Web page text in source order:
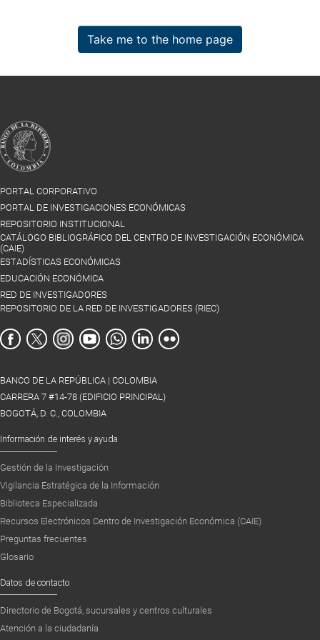
Take me to the home page
PORTAL CORPORATIVO
PORTAL DE INVESTIGACIONES ECONÓMICAS
REPOSITORIO INSTITUCIONAL
CATÁLOGO BIBLIOGRÁFICO DEL CENTRO DE INVESTIGACIÓN ECONÓMICA
(CAIE)
ESTADÍSTICAS ECONÓMICAS
EDUCACIÓN ECONÓMICA
RED DE INVESTIGADORES
REPOSITORIO DE LA RED DE INVESTIGADORES (RIEC)
BANCO DE LA REPÚBLICA | COLOMBIA
CARRERA 7 #14-78 (EDIFICIO PRINCIPAL)
BOGOTÁ, D. C., COLOMBIA
Información de interés y ayuda
Gestión de la Investigación
Vigilancia Estratégica de la Información
Biblioteca Especializada
Recursos Electrónicos Centro de Investigación Económica (CAIE)
Preguntas frecuentes
Glosario
Datos de contacto
Directorio de Bogotá, sucursales y centros culturales
Atención a la ciudadanía